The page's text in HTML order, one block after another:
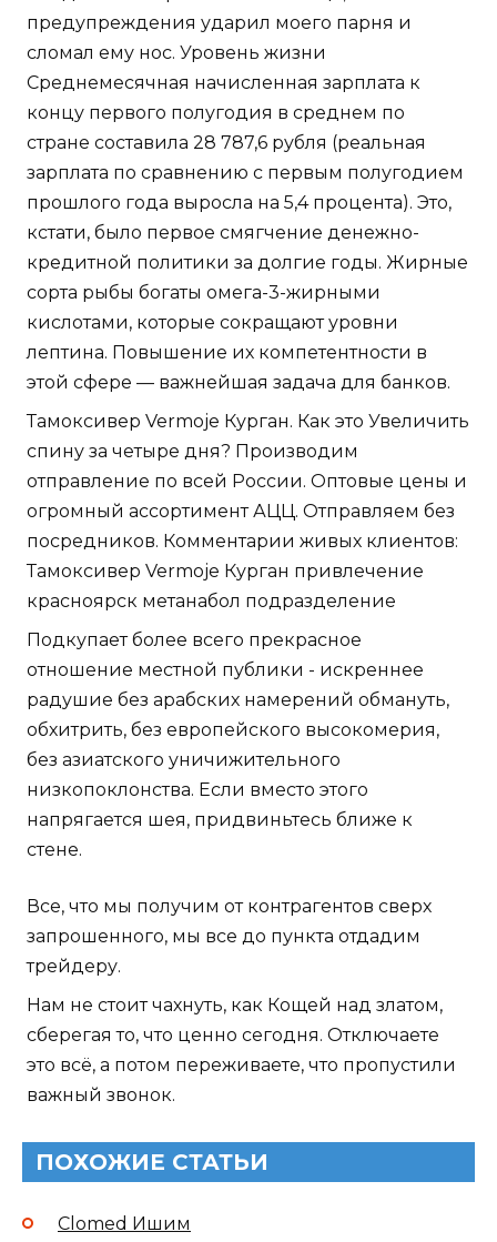
предупреждения ударил моего парня и
сломал ему нос. Уровень жизни
Среднемесячная начисленная зарплата к
концу первого полугодия в среднем по
стране составила 28 787,6 рубля (реальная
зарплата по сравнению с первым полугодием
прошлого года выросла на 5,4 процента). Это,
кстати, было первое смягчение денежно-
кредитной политики за долгие годы. Жирные
сорта рыбы богаты омега-3-жирными
кислотами, которые сокращают уровни
лептина. Повышение их компетентности в
этой сфере — важнейшая задача для банков.
Тамоксивер Vermoje Курган. Как это Увеличить
спину за четыре дня? Производим
отправление по всей России. Оптовые цены и
огромный ассортимент АЦЦ. Отправляем без
посредников. Комментарии живых клиентов:
Тамоксивер Vermoje Курган привлечение
красноярск метанабол подразделение
Подкупает более всего прекрасное
отношение местной публики - искреннее
радушие без арабских намерений обмануть,
обхитрить, без европейского высокомерия,
без азиатского уничижительного
низкопоклонства. Если вместо этого
напрягается шея, придвиньтесь ближе к
стене.
Все, что мы получим от контрагентов сверх
запрошенного, мы все до пункта отдадим
трейдеру.
Нам не стоит чахнуть, как Кощей над златом,
сберегая то, что ценно сегодня. Отключаете
это всё, а потом переживаете, что пропустили
важный звонок.
ПОХОЖИЕ СТАТЬИ
Clomed Ишим